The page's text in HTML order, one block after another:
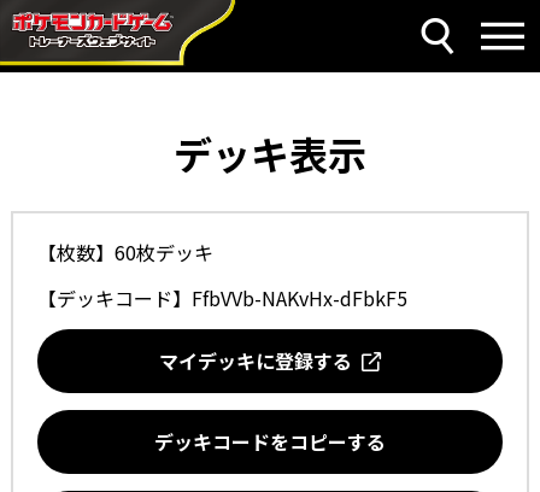
デッキ表示
【枚数】60枚デッキ
【デッキコード】 FfbVVb-NAKvHx-dFbkF5
マイデッキに登録する
デッキコードをコピーする